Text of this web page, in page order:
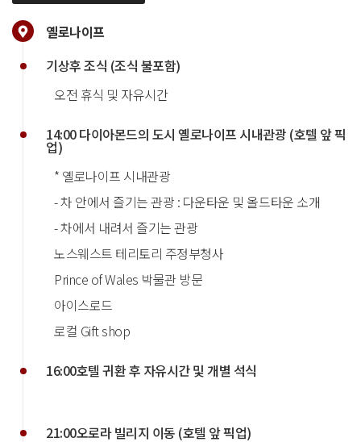
옐로나이프
기상후 조식 (조식 불포함)
오전 휴식 및 자유시간
14:00 다이아몬드의 도시 옐로나이프 시내관광 (호텔 앞 픽
업)
* 옐로나이프 시내관광
- 차 안에서 즐기는 관광 : 다운타운 및 올드타운 소개
- 차에서 내려서 즐기는 관광
노스웨스트 테리토리 주정부청사
Prince of Wales 박물관 방문
아이스로드
로컬 Gift shop
16:00호텔 귀환 후 자유시간 및 개별 석식
21:00오로라 빌리지 이동 (호텔 앞 픽업)